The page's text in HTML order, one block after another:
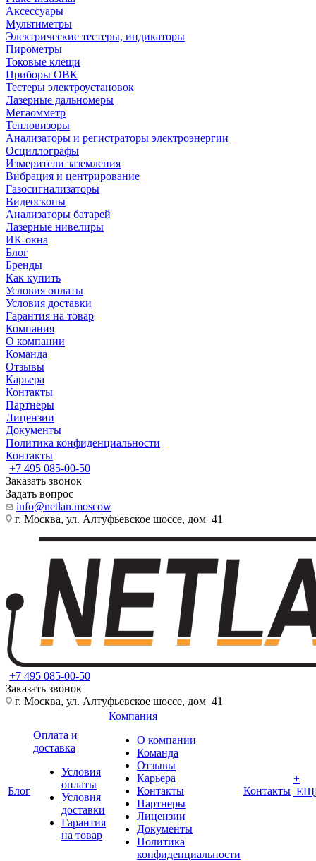
Аксессуары
Мультиметры
Электрические тестеры, индикаторы
Пирометры
Токовые клещи
Приборы ОВК
Тестеры электроустановок
Лазерные дальномеры
Мегаомметр
Тепловизоры
Анализаторы и регистраторы электроэнергии
Осциллографы
Измерители заземления
Вибрация и центрирование
Газосигнализаторы
Видеоскопы
Анализаторы батарей
Лазерные нивелиры
ИК-окна
Блог
Бренды
Как купить
Условия оплаты
Условия доставки
Гарантия на товар
Компания
О компании
Команда
Отзывы
Карьера
Контакты
Партнеры
Лицензии
Документы
Политика конфиденциальности
Контакты
+7 495 085-00-50
Заказать звонок
Задать вопрос
info@netlan.moscow
г. Москва, ул. Алтуфьевское шоссе, дом 41
+7 495 085-00-50
Заказать звонок
г. Москва, ул. Алтуфьевское шоссе, дом 41
Блог
Оплата и
доставка
Условия
оплаты
Условия
доставки
Гарантия
на товар
Компания
О компании
Команда
Отзывы
Карьера
Контакты
Партнеры
Лицензии
Документы
Политика
конфиденциальности
Контакты
+